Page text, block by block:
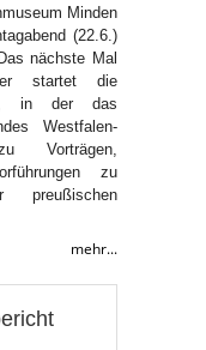
Minden
(22.6.)
nächste Mal
startet die
in der das
Westfalen-
Vorträgen,
zu
preußischen
mehr...